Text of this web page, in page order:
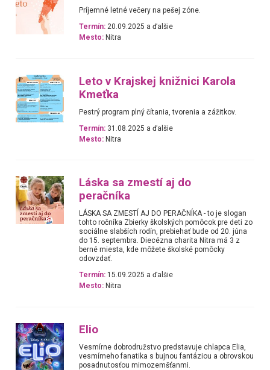
Príjemné letné večery na pešej zóne.
Termín: 20.09.2025 a ďalšie
Mesto: Nitra
Leto v Krajskej knižnici Karola
Kmeťka
Pestrý program plný čítania, tvorenia a zážitkov.
Termín: 31.08.2025 a ďalšie
Mesto: Nitra
Láska sa zmestí aj do
peračníka
LÁSKA SA ZMESTÍ AJ DO PERAČNÍKA - to je slogan
tohto ročníka Zbierky školských pomôcok pre deti zo
sociálne slabších rodín, prebiehať bude od 20. júna
do 15. septembra. Diecézna charita Nitra má 3 z
berné miesta, kde môžete školské pomôcky
odovzdať.
Termín: 15.09.2025 a ďalšie
Mesto: Nitra
Elio
Vesmírne dobrodružstvo predstavuje chlapca Elia,
vesmírneho fanatika s bujnou fantáziou a obrovskou
posadnutosťou mimozemšťanmi.